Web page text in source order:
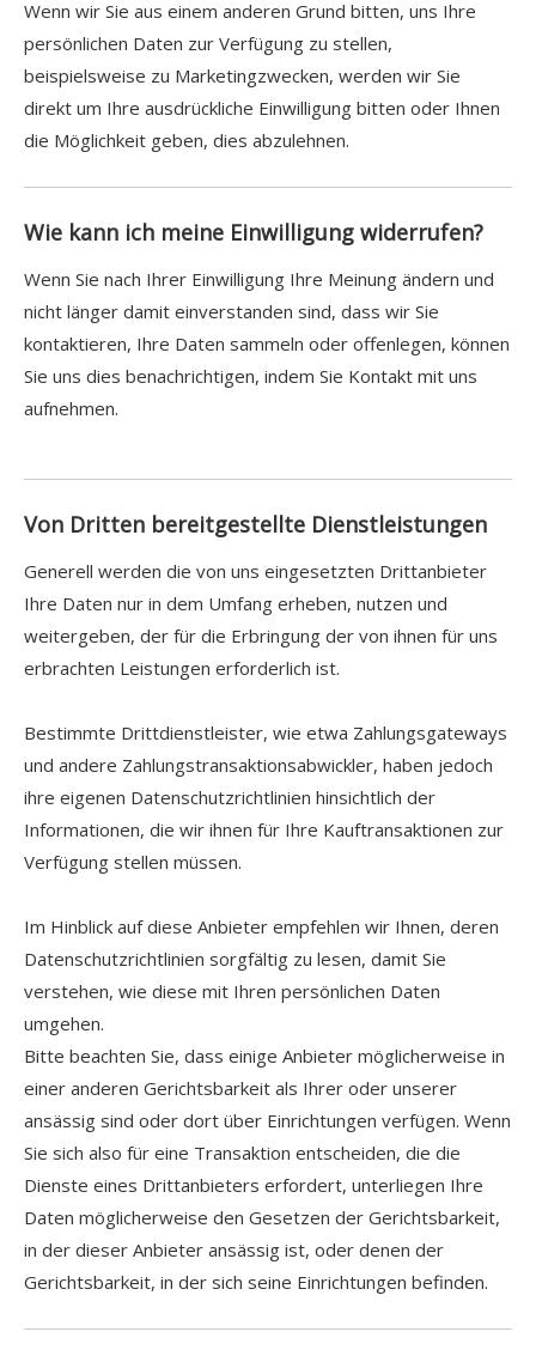
Wenn wir Sie aus einem anderen Grund bitten, uns Ihre
persönlichen Daten zur Verfügung zu stellen,
beispielsweise zu Marketingzwecken, werden wir Sie
direkt um Ihre ausdrückliche Einwilligung bitten oder Ihnen
die Möglichkeit geben, dies abzulehnen.
Wie kann ich meine Einwilligung widerrufen?
Wenn Sie nach Ihrer Einwilligung Ihre Meinung ändern und
nicht länger damit einverstanden sind, dass wir Sie
kontaktieren, Ihre Daten sammeln oder offenlegen, können
Sie uns dies benachrichtigen, indem Sie Kontakt mit uns
aufnehmen.
Von Dritten bereitgestellte Dienstleistungen
Generell werden die von uns eingesetzten Drittanbieter
Ihre Daten nur in dem Umfang erheben, nutzen und
weitergeben, der für die Erbringung der von ihnen für uns
erbrachten Leistungen erforderlich ist.
Bestimmte Drittdienstleister, wie etwa Zahlungsgateways
und andere Zahlungstransaktionsabwickler, haben jedoch
ihre eigenen Datenschutzrichtlinien hinsichtlich der
Informationen, die wir ihnen für Ihre Kauftransaktionen zur
Verfügung stellen müssen.
Im Hinblick auf diese Anbieter empfehlen wir Ihnen, deren
Datenschutzrichtlinien sorgfältig zu lesen, damit Sie
verstehen, wie diese mit Ihren persönlichen Daten
umgehen.
Bitte beachten Sie, dass einige Anbieter möglicherweise in
einer anderen Gerichtsbarkeit als Ihrer oder unserer
ansässig sind oder dort über Einrichtungen verfügen. Wenn
Sie sich also für eine Transaktion entscheiden, die die
Dienste eines Drittanbieters erfordert, unterliegen Ihre
Daten möglicherweise den Gesetzen der Gerichtsbarkeit,
in der dieser Anbieter ansässig ist, oder denen der
Gerichtsbarkeit, in der sich seine Einrichtungen befinden.